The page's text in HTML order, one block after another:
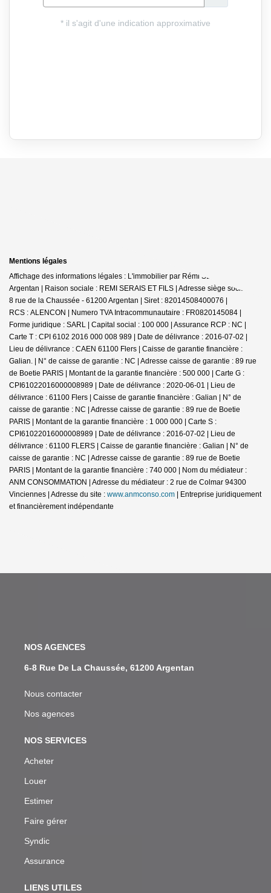
Mentions légales
Affichage des informations légales : L'immobilier par Rémi SERAIS -
Argentan | Raison sociale : REMI SERAIS ET FILS | Adresse siège social : 6-
8 rue de la Chaussée - 61200 Argentan | Siret : 82014508400076 |
RCS : ALENCON | Numero TVA Intracommunautaire : FR0820145084 |
Forme juridique : SARL | Capital social : 100 000 | Assurance RCP : NC |
Carte T : CPI 6102 2016 000 008 989 | Date de délivrance : 2016-07-02 |
Lieu de délivrance : CAEN 61100 Flers | Caisse de garantie financière :
Galian. | N° de caisse de garantie : NC | Adresse caisse de garantie : 89 rue
de Boetie PARIS | Montant de la garantie financière : 500 000 | Carte G :
CPI61022016000008989 | Date de délivrance : 2020-06-01 | Lieu de
délivrance : 61100 Flers | Caisse de garantie financière : Galian | N° de
caisse de garantie : NC | Adresse caisse de garantie : 89 rue de Boetie
PARIS | Montant de la garantie financière : 1 000 000 | Carte S :
CPI61022016000008989 | Date de délivrance : 2016-07-02 | Lieu de
délivrance : 61100 FLERS | Caisse de garantie financière : Galian | N° de
caisse de garantie : NC | Adresse caisse de garantie : 89 rue de Boetie
PARIS | Montant de la garantie financière : 740 000 | Nom du médiateur :
ANM CONSOMMATION | Adresse du médiateur : 2 rue de Colmar 94300
Vinciennes | Adresse du site : www.anmconso.com | Entreprise juridiquement
et financièrement indépendante
NOS AGENCES
6-8 Rue De La Chaussée, 61200 Argentan
Nous contacter
Nos agences
NOS SERVICES
Acheter
Louer
Estimer
Faire gérer
Syndic
Assurance
LIENS UTILES